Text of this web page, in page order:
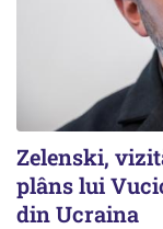
Zelenski,
plâns lui
din Ucraina